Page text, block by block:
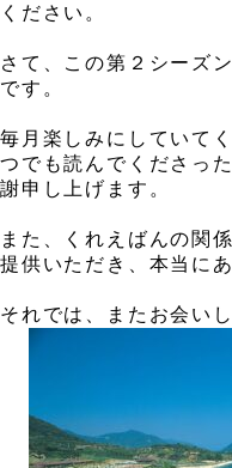
ください。
さて、この第２シーズ
です。
毎月楽しみにしていて
つでも読んでくださっ
謝申し上げます。
また、くれえばんの関
提供いただき、本当に
それでは、またお会い